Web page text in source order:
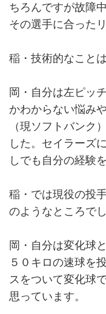
ちろんですが故障
その選手に合った
稲・技術的なこと
岡・自分は左ピッ
かわからない悩み
（現ソフトバンク
した。セイラーズ
しでも自分の経験
稲・では現役の投
のようなところで
岡・自分は変化球
５０キロの速球を
スをついて変化球
思っています。